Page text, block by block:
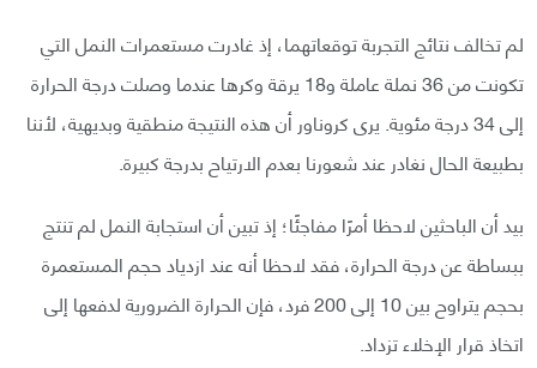
لم تخالف نتائج التجربة توقعاتهما، إذ غادرت مستعمرات النمل التي
تكونت من 36 نملة عاملة و18 يرقة وكرها عندما وصلت درجة الحرارة
إلى 34 درجة مئوية. يرى كروناور أن هذه النتيجة منطقية وبديهية، لأننا
بطبيعة الحال نغادر عند شعورنا بعدم الارتياح بدرجة كبيرة.
بيد أن الباحثين لاحظا أمرًا مفاجئًا؛ إذ تبين أن استجابة النمل لم تنتج
ببساطة عن درجة الحرارة، فقد لاحظا أنه عند ازدياد حجم المستعمرة
بحجم يتراوح بين 10 إلى 200 فرد، فإن الحرارة الضرورية لدفعها إلى
اتخاذ قرار الإخلاء تزداد.